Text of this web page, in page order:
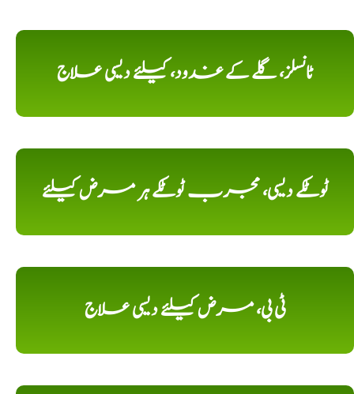
ٹانسلز، گلے کے غدود، کیلئے دیسی علاج
ٹوٹکے دیسی، مجرب ٹوٹکے ہر مرض کیلئے
ٹی بی، مرض کیلئے دیسی علاج